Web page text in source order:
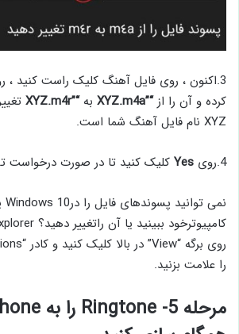
3.اکنون ، روی فایل آهنگ کلیک راست کنید ، روی
کرده و آن را از“”XYZ.m4a به“”XYZ.m4r
XYZ نام فایل آهنگ شما است.
4.روی Yes کلیک کنید تا در صورت درخواست
را علامت بزنید.